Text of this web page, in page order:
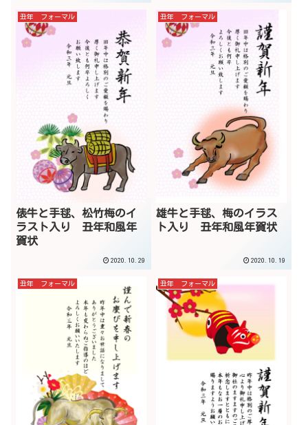
丑年 フォーマル
俵牛と手毬、松竹梅のイ
ラスト入り 丑年和風年
賀状
2020.10.29
丑年 フォーマル
雄牛と手毬、梅のイラス
ト入り 丑年和風年賀状
2020.10.19
丑年 フォーマル 丑年 フォーマル